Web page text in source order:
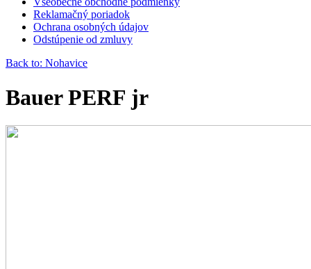
Reklamačný poriadok
Ochrana osobných údajov
Odstúpenie od zmluvy
Back to: Nohavice
Bauer PERF jr